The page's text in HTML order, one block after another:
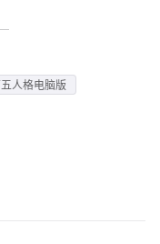
人格电脑版